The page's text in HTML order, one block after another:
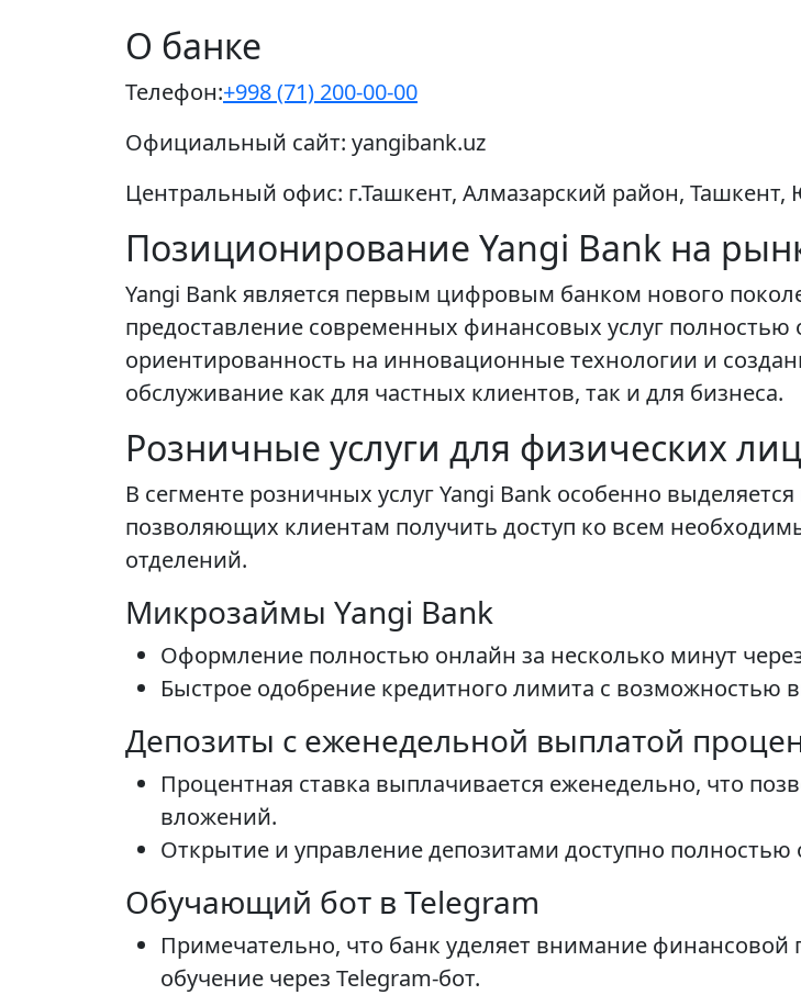
О банке
Телефон:+998 (71) 200-00-00
Официальный сайт: yangibank.uz
Центральный офис: г.Ташкент, Алмазарский район,
Позиционирование Yangi Bank на
Yangi Bank является первым цифровым банком нового
предоставление современных финансовых услуг
ориентированность на инновационные технологии и
обслуживание как для частных клиентов, так и для бизнеса.
Розничные услуги для физических лиц
В сегменте розничных услуг Yangi Bank особенно
позволяющих клиентам получить доступ ко всем
отделений.
Микрозаймы Yangi Bank
Оформление полностью онлайн за несколько минут
Быстрое одобрение кредитного лимита с возможностью
Депозиты с еженедельной выплатой
Процентная ставка выплачивается еженедельно, что
вложений.
Открытие и управление депозитами доступно полностью
Обучающий бот в Telegram
Примечательно, что банк уделяет внимание финансовой
обучение через Telegram-бот.